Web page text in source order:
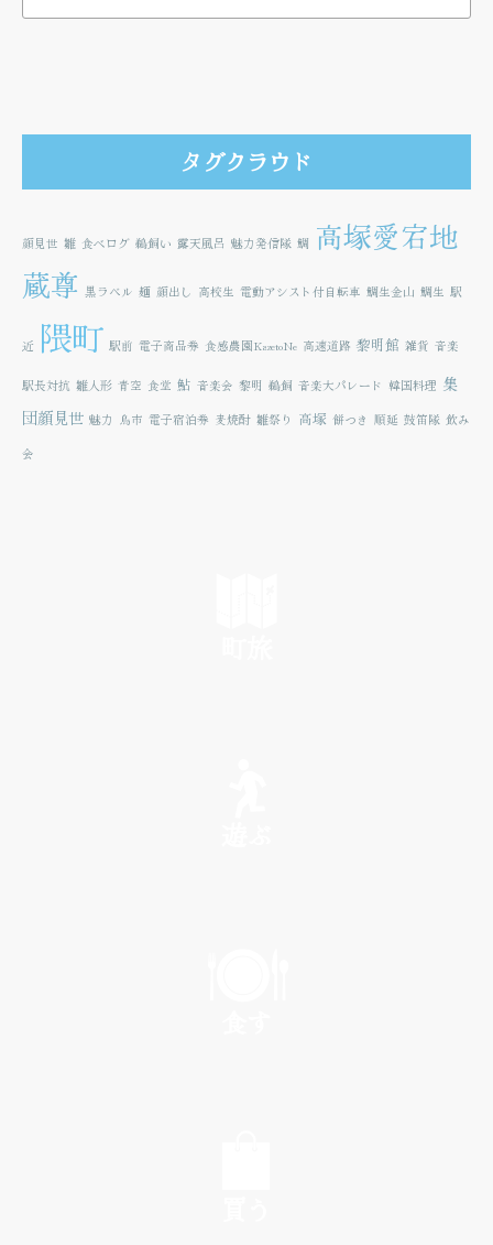
タグクラウド
顔見世 雛 食べログ 鵜飼い 露天風呂 魅力発信隊 鯛 高塚愛宕地
蔵尊 黒ラベル 麺 顔出し 高校生 電動アシスト付自転車 鯛生金山 鯛生 駅
近 隈町 駅前 電子商品券 食感農園KazetoNe 高速道路 黎明館 雑貨 音楽
駅長対抗 雛人形 青空 食堂 鮎 音楽会 黎明 鵜飼 音楽大パレード 韓国料理 集
団顔見世 魅力 鳥市 電子宿泊券 麦焼酎 雛祭り 高塚 餅つき 順延 鼓笛隊 飲み
会